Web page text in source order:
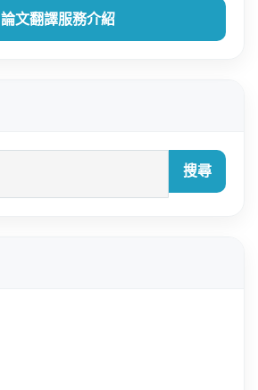
論文翻譯服務介紹
搜尋